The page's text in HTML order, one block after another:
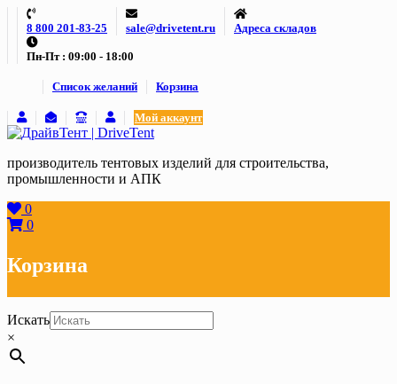
Skip
content
8 800 201-83-25 sale@drivetent.ru Адреса складов
Пн-Пт : 09:00 - 18:00
Список желаний Корзина
Мой аккаунт
производитель тентовых изделий для строительства,
промышленности и АПК
0
0
Корзина
Искать
×